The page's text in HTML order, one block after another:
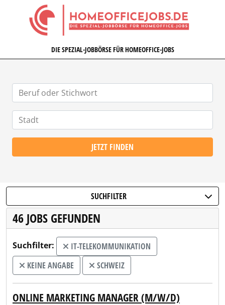
HOMEOFFICEJOBS.DE
DIE SPEZIAL-JOBBÖRSE FÜR HOMEOFFICE-JOBS
JETZT FINDEN
SUCHFILTER
46 JOBS GEFUNDEN
Suchfilter:
IT-TELEKOMMUNIKATION
KEINE ANGABE
SCHWEIZ
ONLINE MARKETING MANAGER (M/W/D)